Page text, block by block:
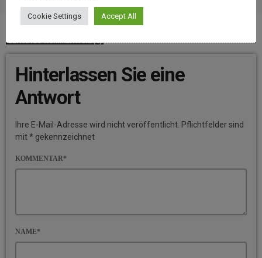
Hinterlassen Sie eine
Antwort
Ihre E-Mail-Adresse wird nicht veröffentlicht. Pflichtfelder sind
mit * gekennzeichnet
KOMMENTAR*
NAME*
Cookie Settings Accept All